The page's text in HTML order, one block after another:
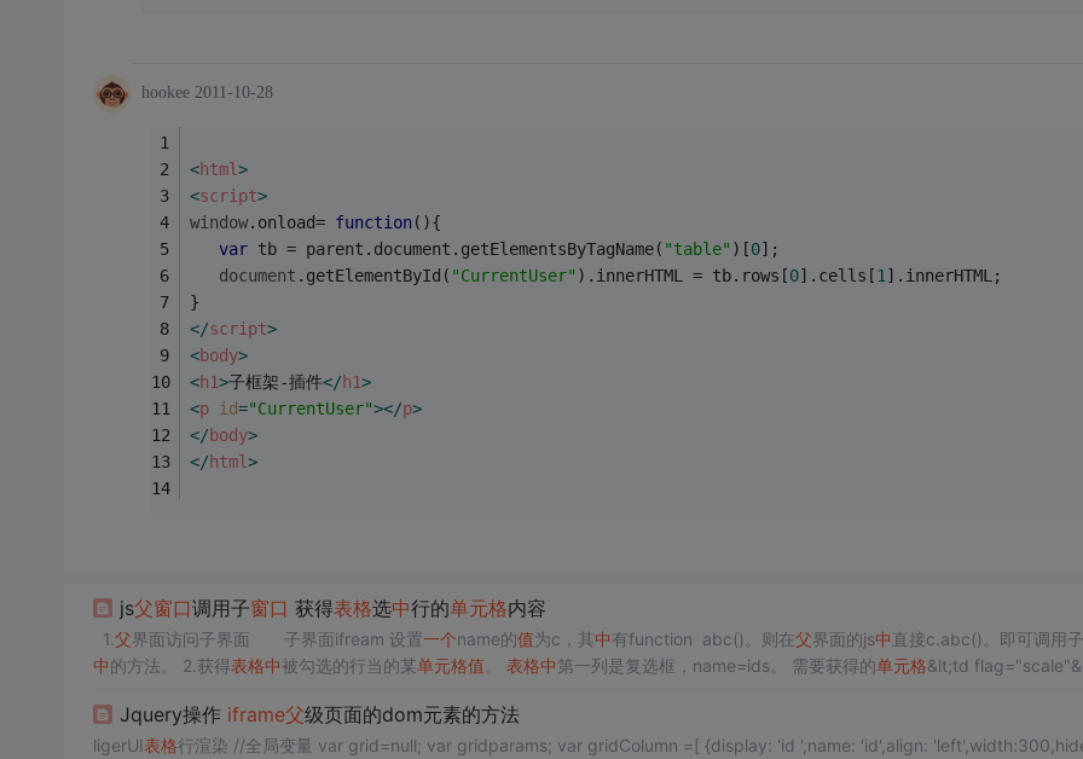
hookee 2011-10-28
<html >
<script>
window.onload= function( ){
var tb = parent.document.getElementsByTagName( "table" )[0];
document .getElementById( "CurrentUser" ).innerHTML = tb.rows[0].cells[1 ].innerHTML;
}
</script>
<body>
<h1>子框架-插件</h1>
<p id="CurrentUser"></p>
</body>
</html >
js父窗口调用子窗口 获得表格选中行的单元格内容
1. 父 界面访问子界面 子界面ifream 设置一个name的值为c，其中有function abc()。则在父界面的js中直接c.abc()。即可调用
中
的方法。 2.获得表格中被勾选的行当的某单元格值 表格中 第一列是复选框，name=ids。 需要获得的单元格&lt;td
Jquery操作 iframe父级页面的dom元素的方法
ligerUI表格行渲染 //全局变量 var grid=null; var gridparams; var gridColumn =[ {display: 'id ',name: 'id',align: 'left',width:300,hide:tru